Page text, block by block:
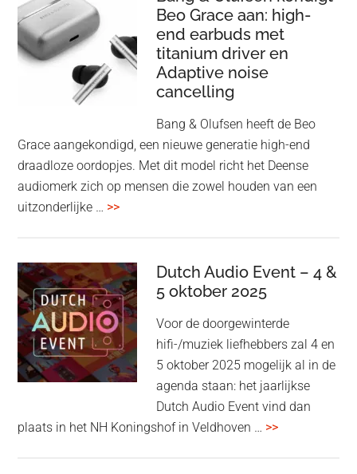
ook
in
‘lossless’
kwaliteit
Beo Grace aan: high-
end earbuds met
titanium driver en
Adaptive noise
cancelling
Bang & Olufsen heeft de Beo
Grace aangekondigd, een nieuwe generatie high-end
draadloze oordopjes. Met dit model richt het Deense
audiomerk zich op mensen die zowel houden van een
uitzonderlijke … >>overBang
kondigt
Beo
Grace
aan:
high-
end
earbuds
titanium
Dutch Audio Event – 4 &
5 oktober 2025
Voor de doorgewinterde
hifi-/muziek liefhebbers zal 4 en
5 oktober 2025 mogelijk al in de
agenda staan: het jaarlijkse
Dutch Audio Event vind dan
plaats in het NH Koningshof in Veldhoven … >>overDutch